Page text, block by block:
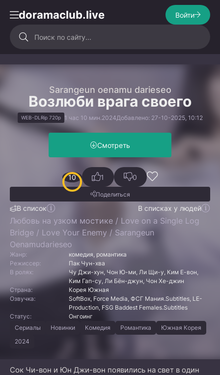
doramaclub.live Войти
Sarangeun oenamu darieseo
Возлюби врага своего
WEB-DLRip 720p 1 час 10 мин. 2024Добавлено: 27-10-2025, 10:12
Смотреть
10
В список В списках у людей
1 0
Поделиться
Любовь на узком мостике / Love on a Single Log
Bridge / Love Your Enemy / Sarangeun
Oenamudarieseo
Жанр:
комедия, романтика
Режиссер:
Пак Чун-хва
В ролях:
Чу Джи-хун, Чон Ю-ми, Ли Щи-у, Ким Е-вон,
Ким Гап-су, Ли Бён-джун, Чон Хе-джин
Страна:
Корея Южная
Озвучка:
SoftBox, Force Media, ФСГ Мания.Subtitles, LE-
Production, FSG Baddest Females.Subtitles
Статус:
Онгоинг
Сериалы
Новинки Комедия Романтика
Южная Корея
2024
Сок Чи-вон и Юн Джи-вон появились на свет в один